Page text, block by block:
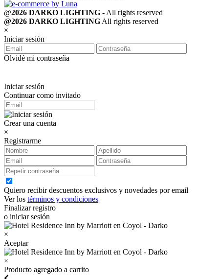
@2026 DARKO LIGHTING - All rights reserved
@2026 DARKO LIGHTING All rights reserved
×
Iniciar sesión
Olvidé mi contraseña
Iniciar sesión
Continuar como invitado
Crear una cuenta
×
Registrarme
Quiero recibir descuentos exclusivos y novedades por email
Ver los términos y condiciones
Finalizar registro
o iniciar sesión
×
Aceptar
×
Producto agregado a carrito